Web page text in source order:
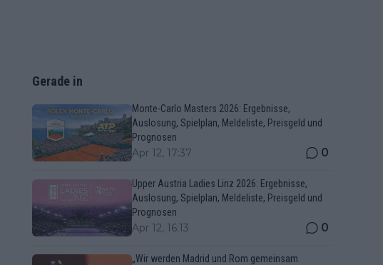
Gerade in
Monte-Carlo Masters 2026: Ergebnisse,
Auslosung, Spielplan, Meldeliste, Preisgeld und
Prognosen
Apr 12, 17:37 0
Upper Austria Ladies Linz 2026: Ergebnisse,
Auslosung, Spielplan, Meldeliste, Preisgeld und
Prognosen
Apr 12, 16:13 0
„Wir werden Madrid und Rom gemeinsam